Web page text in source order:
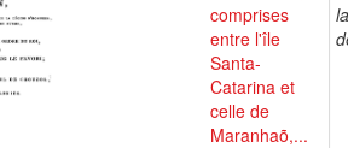
comprises
entre l'île
Santa-
Catarina et
celle de
Maranhaõ,...